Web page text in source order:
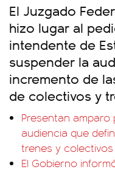
El Juzgado
hizo lugar al
intendente de
suspender la
incremento de
de colectivos y
Presentan amparo
audiencia que
trenes y colectivos
El Gobierno